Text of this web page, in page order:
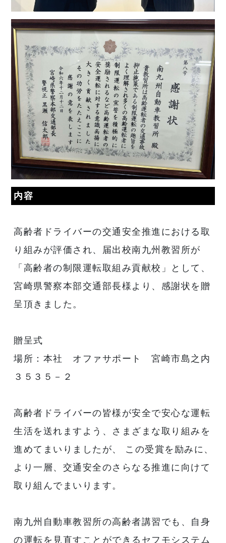
内容
高齢者ドライバーの交通安全推進における取
り組みが評価され、届出校南九州教習所が
「高齢者の制限運転取組み貢献校」として、
宮崎県警察本部交通部長様より、感謝状を贈
呈頂きました。
贈呈式
場所：本社 オファサポート 宮崎市島之内
３５３５－２
高齢者ドライバーの皆様が安全で安心な運転
生活を送れますよう、さまざまな取り組みを
進めてまいりましたが、 この受賞を励みに、
より一層、交通安全のさらなる推進に向けて
取り組んでまいります。
南九州自動車教習所の高齢者講習でも、自身
の運転を見直すことができるセフモシステム